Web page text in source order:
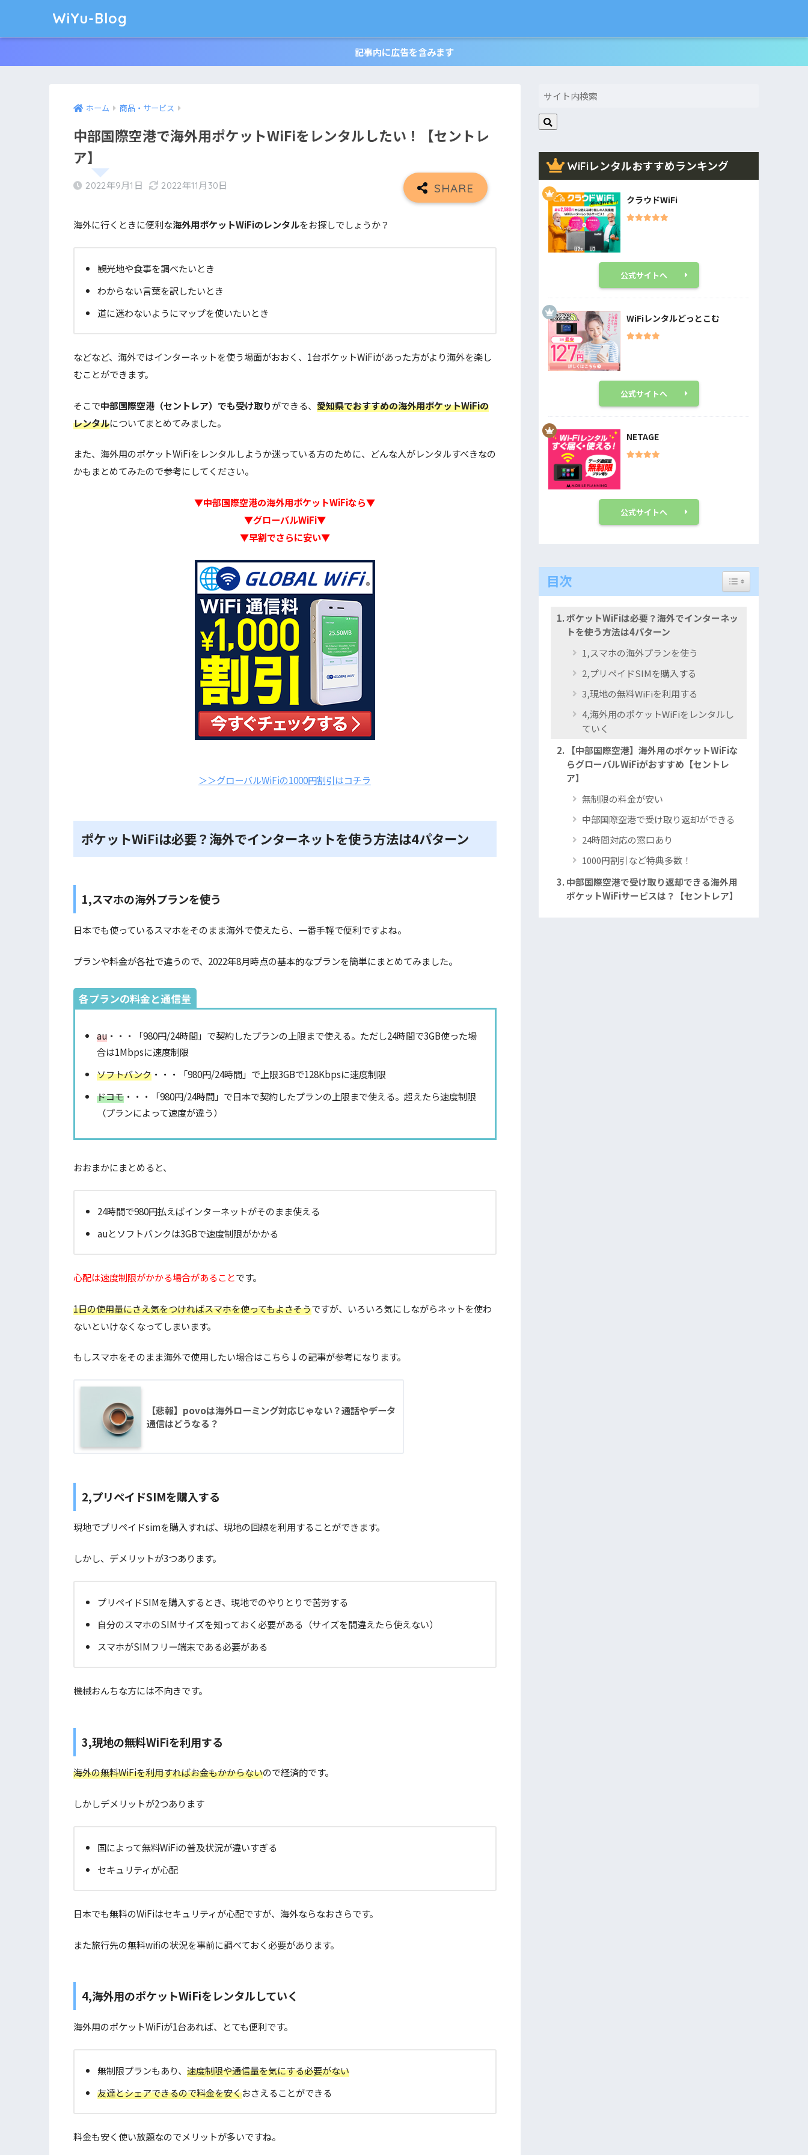
WiYu-Blog
記事内に広告を含みます
ホーム 商品・サービス
中部国際空港で海外用ポケットWiFiをレンタルしたい！【セントレ
ア】
2022年9月1日 2022年11月30日
海外に行くときに便利な海外用ポケットWiFiのレンタルをお探しでしょうか？
観光地や食事を調べたいとき
わからない言葉を訳したいとき
道に迷わないようにマップを使いたいとき
などなど、海外ではインターネットを使う場面がおおく、1台ポケットWiFiがあった方がより海外を楽し
むことができます。
そこで中部国際空港（セントレア）でも受け取りができる、 愛知県でおすすめの海外用ポケットWiFiの
レンタルについてまとめてみました。
また、海外用のポケットWiFiをレンタルしようか迷っている方のために、どんな人がレンタルすべきなの
かもまとめてみたので参考にしてください。
▼中部国際空港の海外用ポケットWiFiなら▼
▼グローバルWiFi▼
▼早割でさらに安い▼
＞＞グローバルWiFiの1000円割引はコチラ
ポケットWiFiは必要？海外でインターネットを使う方法は4パターン
1,スマホの海外プランを使う
日本でも使っているスマホをそのまま海外で使えたら、一番手軽で便利ですよね。
プランや料金が各社で違うので、2022年8月時点の基本的なプランを簡単にまとめてみました。
各プランの料金と通信量
au ・・・「980円/24時間」で契約したプランの上限まで使える。ただし24時間で3GB使った場
合は1Mbpsに速度制限
ソフトバンク ・・・「980円/24時間」で上限3GBで128Kbpsに速度制限
ドコモ ・・・「980円/24時間」で日本で契約したプランの上限まで使える。超えたら速度制限
（プランによって速度が違う）
おおまかにまとめると、
24時間で980円払えばインターネットがそのまま使える
auとソフトバンクは3GBで速度制限がかかる
心配は速度制限がかかる場合があることです。
1日の使用量にさえ気をつければスマホを使ってもよさそうですが、いろいろ気にしながらネットを使わ
ないといけなくなってしまいます。
もしスマホをそのまま海外で使用したい場合はこちら↓の記事が参考になります。
【悲報】povoは海外ローミング対応じゃない？通話やデータ
通信はどうなる？
2,プリペイドSIMを購入する
現地でプリペイドsimを購入すれば、現地の回線を利用することができます。
しかし、デメリットが3つあります。
プリペイドSIMを購入するとき、現地でのやりとりで苦労する
自分のスマホのSIMサイズを知っておく必要がある（サイズを間違えたら使えない）
スマホがSIMフリー端末である必要がある
機械おんちな方には不向きです。
3,現地の無料WiFiを利用する
海外の無料WiFiを利用すればお金もかからないので経済的です。
しかしデメリットが2つあります
国によって無料WiFiの普及状況が違いすぎる
セキュリティが心配
日本でも無料のWiFiはセキュリティが心配ですが、海外ならなおさらです。
また旅行先の無料wifiの状況を事前に調べておく必要があります。
4,海外用のポケットWiFiをレンタルしていく
海外用のポケットWiFiが1台あれば、とても便利です。
無制限プランもあり、 速度制限や通信量を気にする必要がない
友達とシェアできるので料金を安くおさえることができる
料金も安く使い放題なのでメリットが多いですね。
WiFiレンタルおすすめランキング
クラウドWiFi
公式サイトへ
WiFiレンタルどっとこむ
公式サイトへ
NETAGE
公式サイトへ
目次 Toggle Table of
ポケットWiFiは必要？海外でインターネッ
トを使う方法は4パターン
1,スマホの海外プランを使う
2,プリペイドSIMを購入する
3,現地の無料WiFiを利用する
4,海外用のポケットWiFiをレンタルし
ていく
【中部国際空港】海外用のポケットWiFiな
らグローバルWiFiがおすすめ【セントレ
ア】
無制限の料金が安い
中部国際空港で受け取り返却ができる
24時間対応の窓口あり
1000円割引など特典多数！
中部国際空港で受け取り返却できる海外用
ポケットWiFiサービスは？【セントレア】